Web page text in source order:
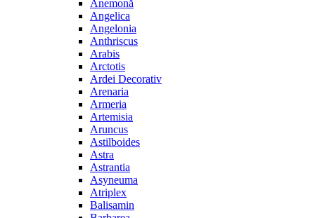
Anemonă
Angelica
Angelonia
Anthriscus
Arabis
Arctotis
Ardei Decorativ
Arenaria
Armeria
Artemisia
Aruncus
Astilboides
Astra
Astrantia
Asyneuma
Atriplex
Balisamin